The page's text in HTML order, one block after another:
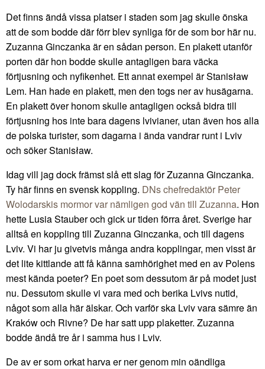
Det finns ändå vissa platser i staden som jag skulle önska
att de som bodde där förr blev synliga för de som bor här nu.
Zuzanna Ginczanka är en sådan person. En plakett utanför
porten där hon bodde skulle antagligen bara väcka
förtjusning och nyfikenhet. Ett annat exempel är Stanisław
Lem. Han hade en plakett, men den togs ner av husägarna.
En plakett över honom skulle antagligen också bidra till
förtjusning hos inte bara dagens lvivianer, utan även hos alla
de polska turister, som dagarna i ända vandrar runt i Lviv
och söker Stanisław.
Idag vill jag dock främst slå ett slag för Zuzanna Ginczanka.
Ty här finns en svensk koppling. DNs chefredaktör Peter
Wolodarskis mormor var nämligen god vän till Zuzanna. Hon
hette Lusia Stauber och gick ur tiden förra året. Sverige har
alltså en koppling till Zuzanna Ginczanka, och till dagens
Lviv. Vi har ju givetvis många andra kopplingar, men visst är
det lite kittlande att få känna samhörighet med en av Polens
mest kända poeter? En poet som dessutom är på modet just
nu. Dessutom skulle vi vara med och berika Lvivs nutid,
något som alla här älskar. Och varför ska Lviv vara sämre än
Kraków och Rivne? De har satt upp plaketter. Zuzanna
bodde ändå tre år i samma hus i Lviv.
De av er som orkat harva er ner genom min oändliga